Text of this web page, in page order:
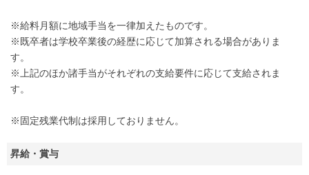
※給料月額に地域手当を一律加えたものです。
※既卒者は学校卒業後の経歴に応じて加算される場合がありま
す。
※上記のほか諸手当がそれぞれの支給要件に応じて支給されま
す。
※固定残業代制は採用しておりません。
昇給・賞与